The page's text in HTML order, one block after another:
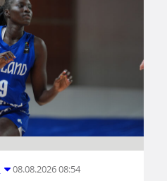
08.08.2026 08:54